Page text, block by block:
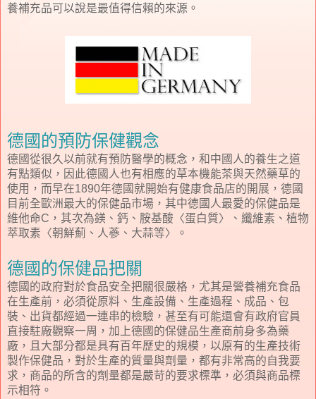
養補充品可以說是最值得信賴的來源。
德國的預防保健觀念
德國從很久以前就有預防醫學的概念，和中國人的養生之道
有點類似，因此德國人也有相應的草本機能茶與天然藥草的
使用，而早在1890年德國就開始有健康食品店的開展，德國
目前全歐洲最大的保健品市場，其中德國人最愛的保健品是
維他命C ，其次為鎂、鈣、胺基酸〈蛋白質〉、纖維素、植物
萃取素〈朝鮮薊、人蔘、大蒜等〉。
德國的保健品把關
德國的政府對於食品安全把關很嚴格，尤其是營養補充食品
在生產前，必須從原料、生產設備、生產過程、成品、包
裝、出貨都經過一連串的檢驗，甚至有可能還會有政府官員
直接駐廠觀察一周，加上德國的保健品生產商前身多為藥
廠，且大部分都是具有百年歷史的規模，以原有的生產技術
製作保健品，對於生產的質量與劑量，都有非常高的自我要
求，商品的所含的劑量都是嚴苛的要求標準，必須與商品標
示相符。